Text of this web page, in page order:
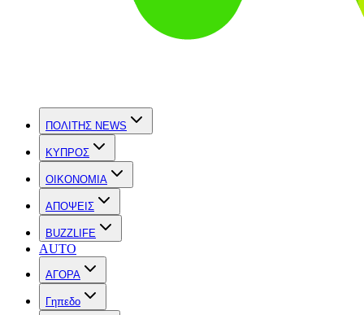
ΠΟΛΙΤΗΣ NEWS
ΚΥΠΡΟΣ
OIKONOMIA
ΑΠΟΨΕΙΣ
BUZZLIFE
AUTO
ΑΓΟΡΑ
Γηπεδο